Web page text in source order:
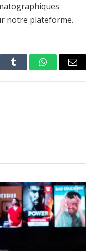
notre plateforme.
Tumblr WhatsAppEmail